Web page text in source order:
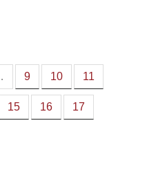
9 10 11
15 16 17